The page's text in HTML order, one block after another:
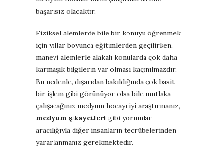
başarısız olacaktır.
Fiziksel alemlerde bile bir konuyu öğrenmek
için yıllar boyunca eğitimlerden geçilirken,
manevi alemlerle alakalı konularda çok daha
karmaşık bilgilerin var olması kaçınılmazdır.
Bu nedenle, dışarıdan bakıldığında çok basit
bir işlem gibi görünüyor olsa bile mutlaka
çalışacağınız medyum hocayı iyi araştırmanız,
medyum şikayetleri gibi yorumlar
aracılığıyla diğer insanların tecrübelerinden
yararlanmanız gerekmektedir.